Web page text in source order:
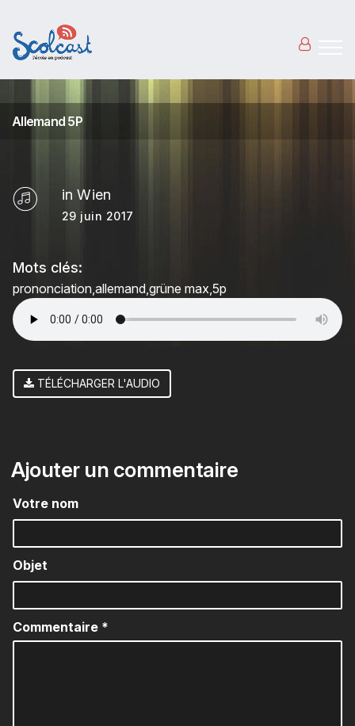
Allemand 5P
in Wien
29 juin 2017
Mots clés:
prononciation allemand grüne max 5p
TÉLÉCHARGER L'AUDIO
Ajouter un commentaire
Votre nom
Objet
Commentaire *